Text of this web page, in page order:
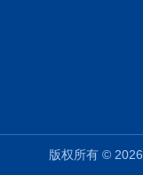
版权所有 ©